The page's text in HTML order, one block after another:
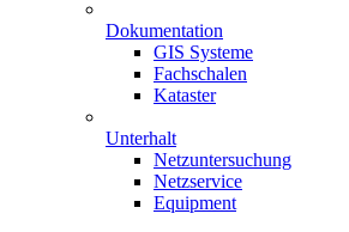
Dokumentation
GIS Systeme
Fachschalen
Kataster
Unterhalt
Netzuntersuchung
Netzservice
Equipment